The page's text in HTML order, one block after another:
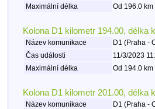
Maximální délka
Od 196.0
Kolona D1 kilometr 194.00, délka
Název komunikace
D1 (Praha -
Čas události
11/3/2023
Maximální délka
Od 194.0
Kolona D1 kilometr 201.00, délka
Název komunikace
D1 (Praha -